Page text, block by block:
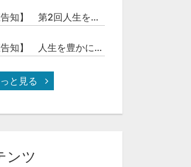
【イベント開催告知】 第2回人生を豊かにする「本の力」を学ぶ会
【イベント開催告知】 人生を豊かにする「本の力」を学ぶ会
と見る
ンツ